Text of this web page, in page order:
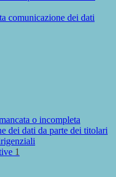
comunicazione dei dati
o incompleta
dei dati da parte dei titolari
1